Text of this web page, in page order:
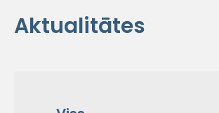
Aktualitātes